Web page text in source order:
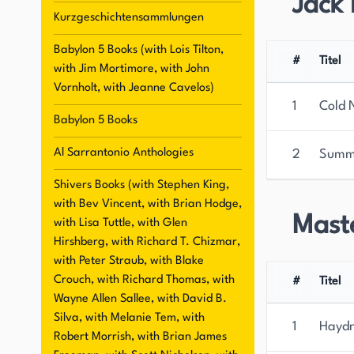
Magazine, Realms of Fantasy, Analog und
Masters, Great Ghost Stories, Best New
Kurzgeschichten wurden in Toybox, Hornets
gesammelt. Er hatte zahlreiche Buchclub-
Dutzend Sprachen übersetzt und für
historischen Hudson Valley-Gebiet von New York.
Kurzgeschichtensammlungen
Babylon 5 Books (with Lois Tilton,
with Jim Mortimore, with John
Vornholt, with Jeanne Cavelos)
Babylon 5 Books
Al Sarrantonio Anthologies
Shivers Books (with Stephen King,
with Bev Vincent, with Brian Hodge,
with Lisa Tuttle, with Glen
Hirshberg, with Richard T. Chizmar,
with Peter Straub, with Blake
Crouch, with Richard Thomas, with
Wayne Allen Sallee, with David B.
Silva, with Melanie Tem, with
Robert Morrish, with Brian James
Jack
# Titel
1 Cold
2
# Titel
1